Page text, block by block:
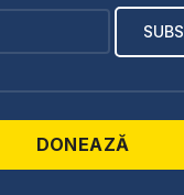
DONEAZĂ